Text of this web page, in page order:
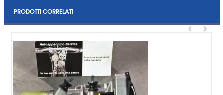
PRODOTTI CORRELATI
‹ ›